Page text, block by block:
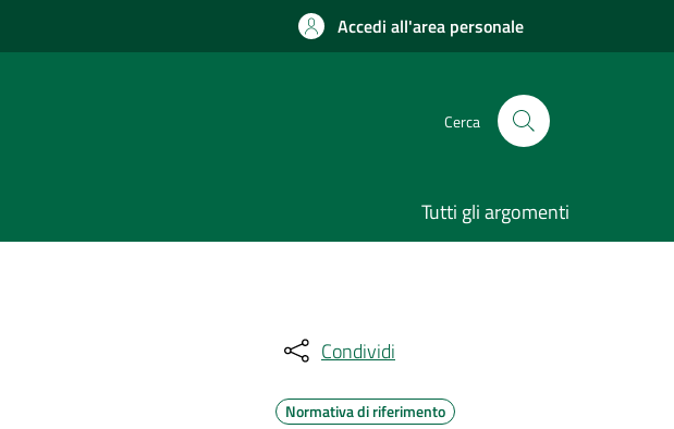
Accedi all'area personale
Cerca
Tutti gli argomenti
Condividi
Normativa di riferimento